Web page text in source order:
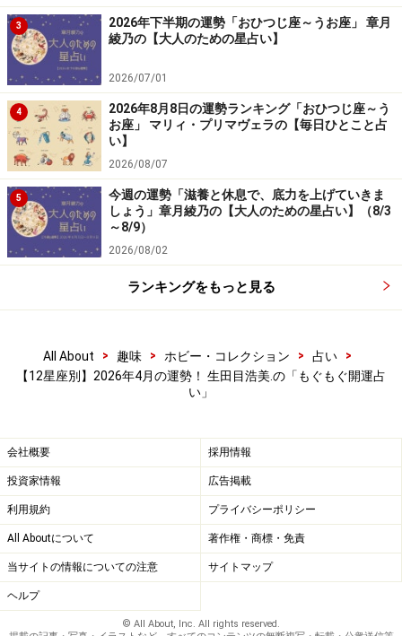
かに座／蟹座（6月22日～7月22日生まれ）
＜全体運＞
あなたの魅力や経験が周囲に評価され、大きな成果につ
ながる素晴らしい時期です。期待以上の結果に喜びを感
じる場面も多く、これまでの積み重ねが形になるはずで
す。
得意分野で実力を発揮できる好機なので、自ら手を挙げ
て新しいことに挑戦するのが成功のカギとなります。
ています。遠慮せず、自信を持って前に出て、今後の職
う。
＞【続きを見る】幸運を呼び込む“ラッキーフード”はこ
3
2026年下半期の運勢「おひつじ座～うお座」 章月
綾乃の【大人のための星占い】
2026/07/01
4
2026年8月8日の運勢ランキング「おひつじ座～う
お座」 マリィ・プリマヴェラの【毎日ひとこと占
い】
2026/08/07
5
今週の運勢「滋養と休息で、底力を上げていきま
しょう」章月綾乃の【大人のための星占い】（8/3
～8/9）
2026/08/02
ランキングをもっと見る
All About > 趣味 > ホビー・コレクション > 占い
>
【12星座別】2026年4月の運勢！ 生田目浩美.の「もぐもぐ開運占
い」
会社概要 採用情報
投資家情報 広告掲載
利用規約 プライバシーポリシー
All Aboutについて 著作権・商標・免責
当サイトの情報についての注意 サイトマップ
ヘルプ
© All About, Inc. All rights reserved.